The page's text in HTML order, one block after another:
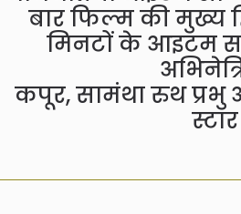
बार फिल्म की मुख्य
मिनटों के आइटम
कपूर, सामंथा रुथ